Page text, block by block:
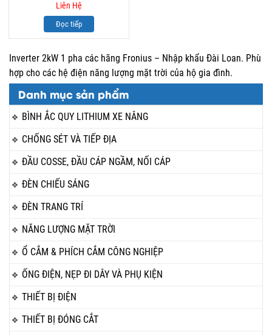
Danh mục sản phẩm
BÌNH ẮC QUY LITHIUM XE NÂNG
CHỐNG SÉT VÀ TIẾP ĐỊA
ĐẦU COSSE, ĐẦU CÁP NGẦM, NỐI CÁP
ĐÈN CHIẾU SÁNG
ĐÈN TRANG TRÍ
NĂNG LƯỢNG MẶT TRỜI
Ổ CẮM & PHÍCH CẮM CÔNG NGHIỆP
ỐNG ĐIỆN, NẸP ĐI DÂY VÀ PHỤ KIỆN
THIẾT BỊ ĐIỆN
THIẾT BỊ ĐÓNG CẮT
Liên Hệ
Đọc tiếp
Inverter 2kW 1 pha các hãng Fronius – Nhập khẩu Đài Loan. Phù
hợp cho các hệ điện năng lượng mặt trời của hộ gia đình.